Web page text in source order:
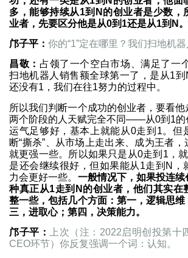
多，能够持续从1到N的创业者是少数，
业者，先要区分他是从0到1还是从1到N。
邝子平： 你的“1”定在哪里？我们扫地机器
昌敬： 占领了一个空白市场、满足了一个
扫地机器人销售额全球第一了，是从1
还没有1，我们在往1努力的过程中。
所以我们判断一个成功的创业者，要看他
两个阶段的人天赋完全不同——从0到1的
运气足够好，基本上就能从0走到1。但
断“撕杀”、从市场上走出来、成为王者
就更强一些。所以如果只是从0走到1，就
是还会继续很好，但如果能从1走到N，
力会更好一些。 一般情况下，如果投连
种真正从1走到N的创业者，他们其实在
整一些，包括几个方面：第一，逻辑思
三，进取心；第四，决策能力。
邝子平：
上次（注：2022启明创投第十
CEO环节）你反复强调一个词：认知。